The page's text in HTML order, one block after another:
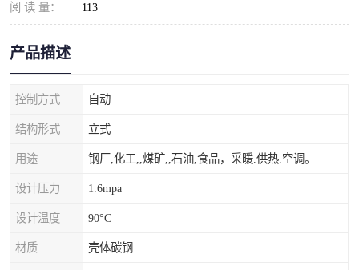
阅 读 量： 113
产品描述
控制方式 自动
结构形式 立式
用途 钢厂,化工,,煤矿,,石油,食品，采暖.供热.空调。
设计压力 1.6mpa
设计温度 90°C
材质 壳体碳钢